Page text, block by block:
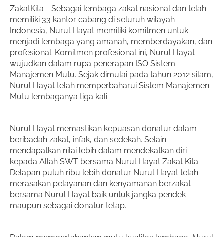
ZakatKita - Sebagai lembaga zakat nasional dan telah
memiliki 33 kantor cabang di seluruh wilayah
Indonesia, Nurul Hayat memiliki komitmen untuk
menjadi lembaga yang amanah, memberdayakan, dan
profesional. Komitmen profesional ini, Nurul Hayat
wujudkan dalam rupa penerapan ISO Sistem
Manajemen Mutu. Sejak dimulai pada tahun 2012 silam,
Nurul Hayat telah memperbaharui Sistem Manajemen
Mutu lembaganya tiga kali.
Nurul Hayat memastikan kepuasan donatur dalam
beribadah zakat, infak, dan sedekah. Selain
mendapatkan nilai lebih dalam mendekatkan diri
kepada Allah SWT bersama Nurul Hayat Zakat Kita.
Delapan puluh ribu lebih donatur Nurul Hayat telah
merasakan pelayanan dan kenyamanan berzakat
bersama Nurul Hayat baik untuk jangka pendek